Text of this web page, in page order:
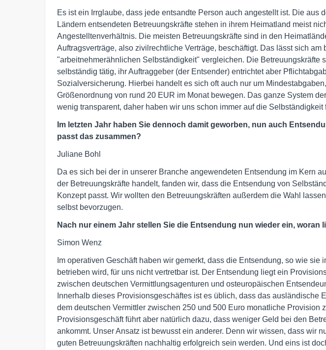
Es ist ein Irrglaube, dass jede entsandte Person auch angestellt ist. Die aus
Ländern entsendeten Betreuungskräfte stehen in ihrem Heimatland meist
Angestelltenverhältnis. Die meisten Betreuungskräfte sind in den
Auftragsverträge, also zivilrechtliche Verträge, beschäftigt. Das lässt sich am
"arbeitnehmerähnlichen Selbständigkeit" vergleichen. Die Betreuungskräfte
selbständig tätig, ihr Auftraggeber (der Entsender) entrichtet aber
Sozialversicherung. Hierbei handelt es sich oft auch nur um
Größenordnung von rund 20 EUR im Monat bewegen. Das ganze System
wenig transparent, daher haben wir uns schon immer auf die Selbständigkeit
Im letzten Jahr haben Sie dennoch damit geworben, nun auch
passt das zusammen?
Juliane Bohl
Da es sich bei der in unserer Branche angewendeten Entsendung im Kern
der Betreuungskräfte handelt, fanden wir, dass die Entsendung von
Konzept passt. Wir wollten den Betreuungskräften außerdem die Wahl
selbst bevorzugen.
Nach nur einem Jahr stellen Sie die Entsendung nun wieder ein, woran
Simon Wenz
Im operativen Geschäft haben wir gemerkt, dass die Entsendung, so wie sie
betrieben wird, für uns nicht vertretbar ist. Der Entsendung liegt ein
zwischen deutschen Vermittlungsagenturen und osteuropäischen
Innerhalb dieses Provisionsgeschäftes ist es üblich, dass das ausländische
dem deutschen Vermittler zwischen 250 und 500 Euro monatliche Provision
Provisionsgeschäft führt aber natürlich dazu, dass weniger Geld bei den
ankommt. Unser Ansatz ist bewusst ein anderer. Denn wir wissen, dass wir
guten Betreuungskräften nachhaltig erfolgreich sein werden. Und eins ist